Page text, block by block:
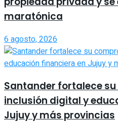
maratónica
6 agosto, 2026
Santander fortalece
inclusión digital y
Jujuy y más provincias